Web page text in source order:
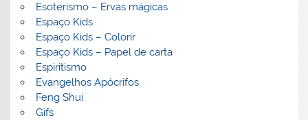
Esoterismo – Ervas mágicas
Espaço Kids
Espaço Kids – Colorir
Espaço Kids – Papel de carta
Espiritismo
Evangelhos Apócrifos
Feng Shui
Gifs